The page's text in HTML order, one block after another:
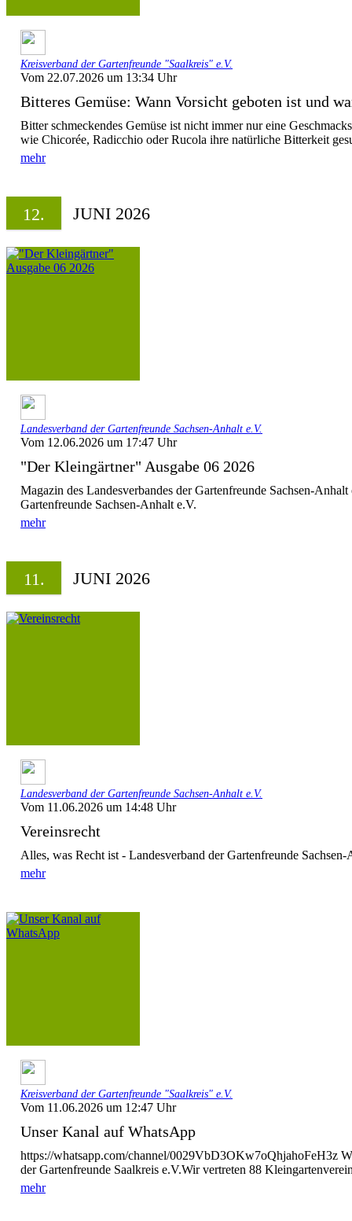
Kreisverband der Gartenfreunde "Saalkreis" e.V.
Vom 22.07.2026 um 13:34 Uhr
Bitteres Gemüse: Wann Vorsicht geboten ist und
Bitter schmeckendes Gemüse ist nicht immer nur eine
wie Chicorée, Radicchio oder Rucola ihre natürliche Bitterkeit
mehr
12. JUNI 2026
Landesverband der Gartenfreunde Sachsen-Anhalt e.V.
Vom 12.06.2026 um 17:47 Uhr
"Der Kleingärtner" Ausgabe 06 2026
Magazin des Landesverbandes der Gartenfreunde Sachsen-
Gartenfreunde Sachsen-Anhalt e.V.
mehr
11. JUNI 2026
Landesverband der Gartenfreunde Sachsen-Anhalt e.V.
Vom 11.06.2026 um 14:48 Uhr
Vereinsrecht
Alles, was Recht ist - Landesverband der Gartenfreunde Sachsen-
mehr
Kreisverband der Gartenfreunde "Saalkreis" e.V.
Vom 11.06.2026 um 12:47 Uhr
Unser Kanal auf WhatsApp
https://whatsapp.com/channel/0029VbD3OKw7oQhjahoFeH3z
der Gartenfreunde Saalkreis e.V.Wir vertreten 88
mehr